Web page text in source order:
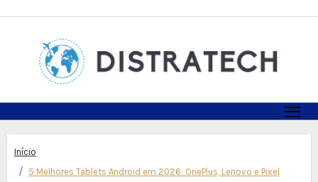
Início
5 Melhores Tablets Android em 2026: OnePlus, Lenovo e Pixel